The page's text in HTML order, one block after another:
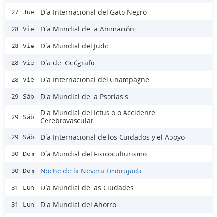
27 Jue Día Internacional del Gato Negro
28 Vie Día Mundial de la Animación
28 Vie Día Mundial del Judo
28 Vie Día del Geógrafo
28 Vie Día Internacional del Champagne
29 Sáb Día Mundial de la Psoriasis
29 Sáb
Día Mundial del Ictus o o Accidente
Cerebrovascular
29 Sáb Día Internacional de los Cuidados y el Apoyo
30 Dom Día Mundial del Fisicoculturismo
30 Dom Noche de la Nevera Embrujada
31 Lun Día Mundial de las Ciudades
31 Lun
Día Mundial del Ahorro